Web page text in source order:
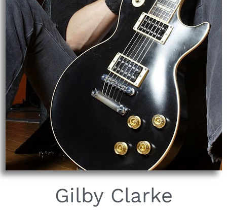
Gilby Clarke